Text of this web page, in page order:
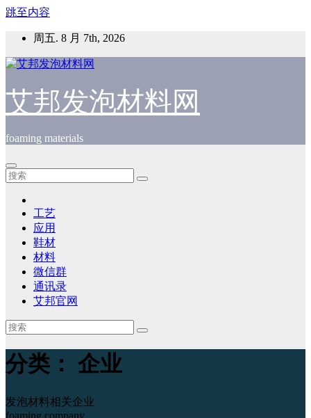
跳至内容
周五. 8 月 7th, 2026
艾邦发泡材料网
foaming materials
工艺
应用
鞋材
材料
微信群
通讯录
艾邦官网
分类： 企业
发泡材料相关企业
foaming company